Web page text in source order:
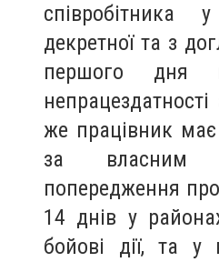
співробітника
декретної та з
першого дня
же працівник має
за власним
попередження
14 днів у
бойові дії, та у